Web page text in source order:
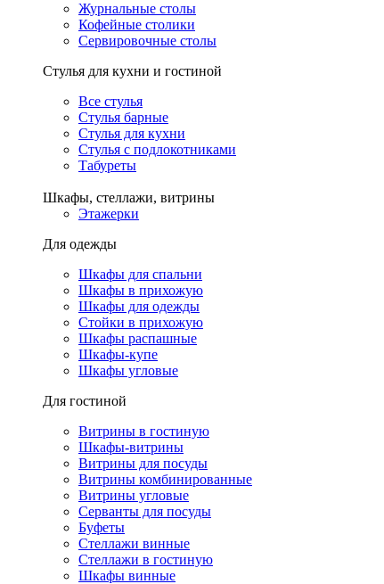
Журнальные столы
Кофейные столики
Сервировочные столы
Стулья для кухни и гостиной
Все стулья
Стулья барные
Стулья для кухни
Стулья с подлокотниками
Табуреты
Шкафы, стеллажи, витрины
Этажерки
Для одежды
Шкафы для спальни
Шкафы в прихожую
Шкафы для одежды
Стойки в прихожую
Шкафы распашные
Шкафы-купе
Шкафы угловые
Для гостиной
Витрины в гостиную
Шкафы-витрины
Витрины для посуды
Витрины комбинированные
Витрины угловые
Серванты для посуды
Буфеты
Стеллажи винные
Стеллажи в гостиную
Шкафы винные